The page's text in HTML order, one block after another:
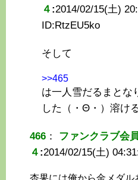
４ :2014/02/15(土)
ID:RtzEU5ko
そして
>>465
は一人雪だるまとな
した（・Θ・）溶け
466 ： ファンクラブ会
４ :2014/02/15(土)
杏果には俺から金メダル